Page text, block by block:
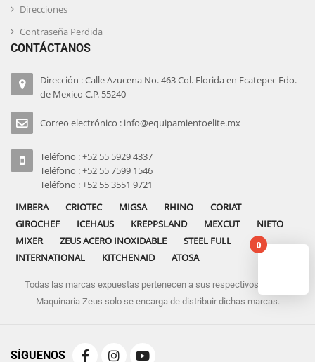
Direcciones
Contraseña Perdida
CONTÁCTANOS
Dirección : Calle Azucena No. 463 Col. Florida en Ecatepec Edo.
de Mexico C.P. 55240
Correo electrónico : info@equipamientoelite.mx
Teléfono : +52 55 5929 4337
Teléfono : +52 55 7599 1546
Teléfono : +52 55 3551 9721
IMBERA
CRIOTEC MIGSA RHINO
CORIAT
GIROCHEF
ICEHAUS KREPPSLAND MEXCUT
NIETO
MIXER
ZEUS ACERO INOXIDABLE
STEEL FULL
INTERNATIONAL
KITCHENAID ATOSA
Todas las marcas expuestas pertenecen a sus respectivos dueños
Maquinaria Zeus solo se encarga de distribuir dichas marcas.
SÍGUENOS
0